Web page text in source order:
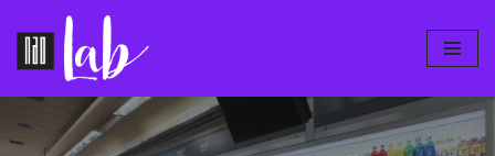
Pular
conteúdo